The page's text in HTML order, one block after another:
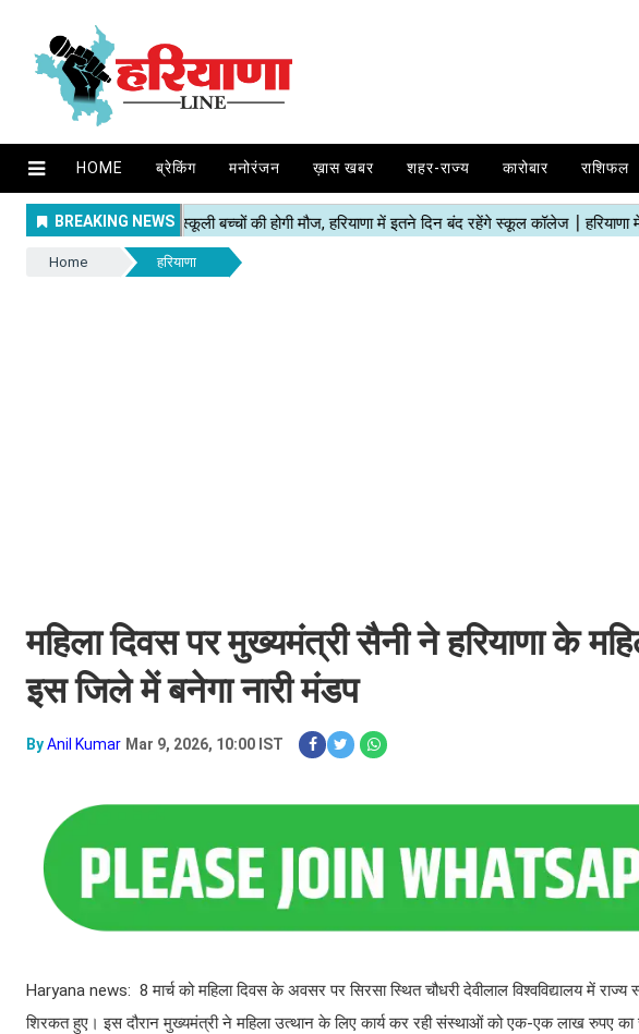
HOME ब्रेकिंग मनोरंजन ख़ास खबर शहर-राज्य कारोबार राशिफल
Home हरियाणा
महिला दिवस पर मुख्यमंत्री सैनी ने हरियाणा के
इस जिले में बनेगा नारी मंडप
ByAnil Kumar Mar 9, 2026, 10:00 IST
Haryana news: 8 मार्च को महिला दिवस के अवसर पर सिरसा स्थित चौधरी देवीलाल विश्वविद्यालय में
शिरकत हुए। इस दौरान मुख्यमंत्री ने महिला उत्थान के लिए कार्य कर रही संस्थाओं को एक-एक लाख रुपए का